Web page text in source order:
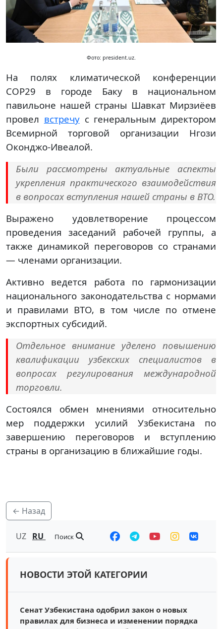
Фото: president.uz.
На полях климатической конференции
СОР29 в городе Баку в национальном
павильоне нашей страны Шавкат Мирзиёев
провел встречус генеральным директором
Всемирной торговой организации Нгози
Оконджо-Ивеалой.
Были рассмотрены актуальные аспекты
укрепления практического взаимодействия
в вопросах вступления нашей страны в ВТО.
Выражено удовлетворение процессом
проведения заседаний рабочей группы, а
также динамикой переговоров со странами
— членами организации.
Активно ведется работа по гармонизации
национального законодательства с нормами
и правилами ВТО, в том числе по отмене
экспортных субсидий.
Отдельное внимание уделено повышению
квалификации узбекских специалистов в
вопросах регулирования международной
торговли.
Состоялся обмен мнениями относительно
мер поддержки усилий Узбекистана по
завершению переговоров и вступлению
страны в организацию в ближайшие годы.
← Назад
UZ RU Поиск
НОВОСТИ ЭТОЙ КАТЕГОРИИ
Сенат Узбекистана одобрил закон о новых
правилах для бизнеса и изменении порядка